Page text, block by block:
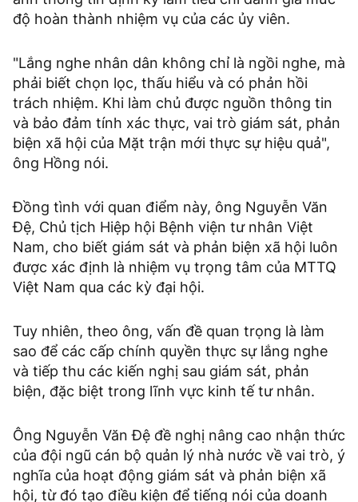
độ hoàn thành nhiệm vụ của các ủy viên.
"Lắng nghe nhân dân không chỉ là ngồi nghe, mà
phải biết chọn lọc, thấu hiểu và có phản hồi
trách nhiệm. Khi làm chủ được nguồn thông tin
và bảo đảm tính xác thực, vai trò giám sát, phản
biện xã hội của Mặt trận mới thực sự hiệu quả",
ông Hồng nói.
Đồng tình với quan điểm này, ông Nguyễn Văn
Đệ, Chủ tịch Hiệp hội Bệnh viện tư nhân Việt
Nam, cho biết giám sát và phản biện xã hội luôn
được xác định là nhiệm vụ trọng tâm của MTTQ
Việt Nam qua các kỳ đại hội.
Tuy nhiên, theo ông, vấn đề quan trọng là làm
sao để các cấp chính quyền thực sự lắng nghe
và tiếp thu các kiến nghị sau giám sát, phản
biện, đặc biệt trong lĩnh vực kinh tế tư nhân.
Ông Nguyễn Văn Đệ đề nghị nâng cao nhận thức
của đội ngũ cán bộ quản lý nhà nước về vai trò, ý
nghĩa của hoạt động giám sát và phản biện xã
hội, từ đó tạo điều kiện để tiếng nói của doanh